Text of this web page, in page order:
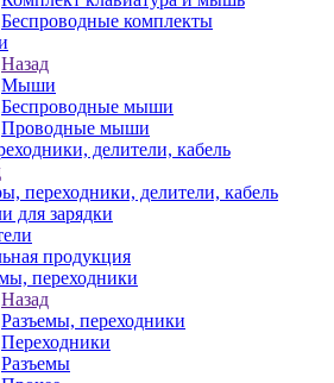
Беспроводные комплекты
Назад
Мыши
Беспроводные мыши
Проводные мыши
делители, кабель
переходники, делители, кабель
для зарядки
продукция
переходники
Назад
Разъемы, переходники
Переходники
Разъемы